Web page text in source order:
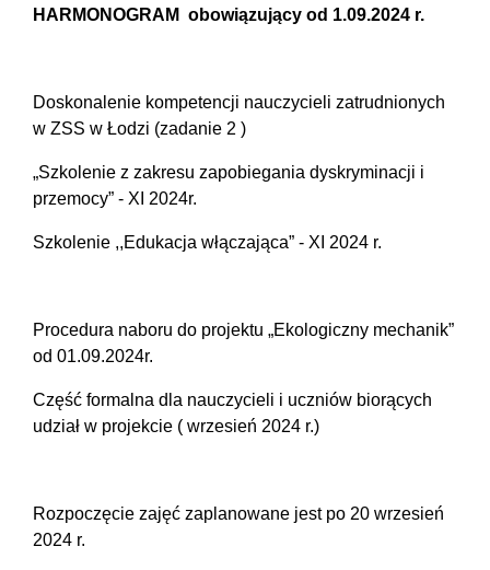
HARMONOGRAM obowiązujący od 1.09.2024 r.
Doskonalenie kompetencji nauczycieli zatrudnionych
w ZSS w Łodzi (zadanie 2 )
„Szkolenie z zakresu zapobiegania dyskryminacji i
przemocy” - XI 2024r.
Szkolenie ,,Edukacja włączająca” - XI 2024 r.
Procedura naboru do projektu „Ekologiczny mechanik”
od 01.09.2024r.
Część formalna dla nauczycieli i uczniów biorących
udział w projekcie ( wrzesień 2024 r.)
Rozpoczęcie zajęć zaplanowane jest po 20 wrzesień
2024 r.